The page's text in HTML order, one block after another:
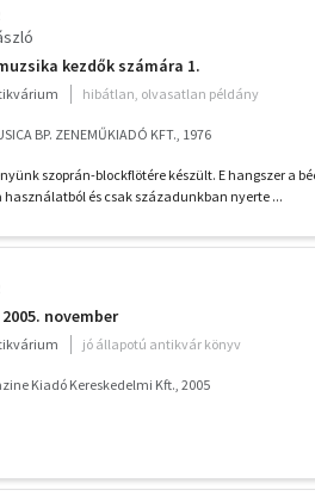
kezdők számára 1.
hibátlan, olvasatlan példány
BP. ZENEMŰKIADÓ KFT., 1976
szoprán-blockflötére készült. E hangszer a
használatból és csak századunkban nyerte ...
november
jó állapotú antikvár könyv
Kiadó Kereskedelmi Kft., 2005